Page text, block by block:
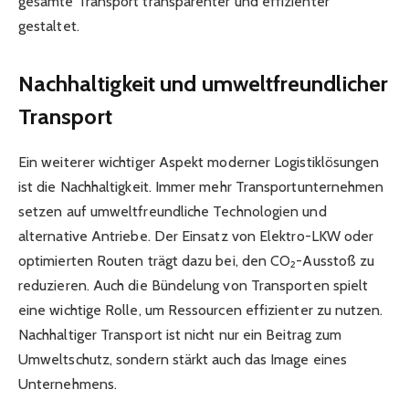
gestaltet.
Nachhaltigkeit und umweltfreundlicher
Transport
Ein weiterer wichtiger Aspekt moderner Logistiklösungen
ist die Nachhaltigkeit. Immer mehr Transportunternehmen
setzen auf umweltfreundliche Technologien und
alternative Antriebe. Der Einsatz von Elektro-LKW oder
optimierten Routen trägt dazu bei, den CO₂-Ausstoß zu
reduzieren. Auch die Bündelung von Transporten spielt
eine wichtige Rolle, um Ressourcen effizienter zu nutzen.
Nachhaltiger Transport ist nicht nur ein Beitrag zum
Umweltschutz, sondern stärkt auch das Image eines
Unternehmens.